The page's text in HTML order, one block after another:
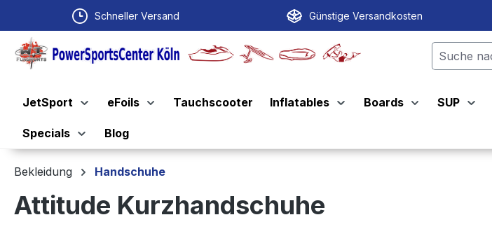
Zur Hauptnavigation springen
Schneller Versand Günstige Versandkosten
JetSport eFoils Tauchscooter Inflatables Boards SUP
Specials Blog
Bekleidung Handschuhe
Attitude Kurzhandschuhe